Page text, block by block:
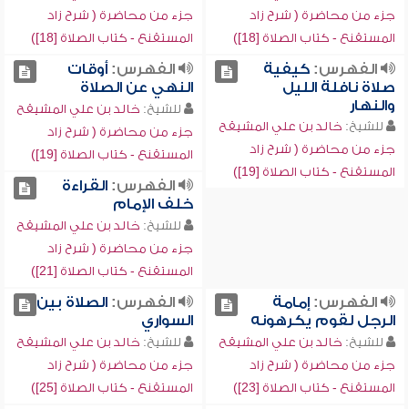
جزء من محاضرة ( شرح زاد
المستقنع - كتاب الصلاة [18])
جزء من محاضرة ( شرح زاد
المستقنع - كتاب الصلاة [18])
الفهرس:كيفية
صلاة نافلة الليل
والنهار
للشيخ: خالد بن علي المشيقح
جزء من محاضرة ( شرح زاد
المستقنع - كتاب الصلاة [19])
الفهرس:أوقات
النهي عن الصلاة
للشيخ: خالد بن علي المشيقح
جزء من محاضرة ( شرح زاد
المستقنع - كتاب الصلاة [19])
الفهرس:القراءة
خلف الإمام
للشيخ: خالد بن علي المشيقح
جزء من محاضرة ( شرح زاد
المستقنع - كتاب الصلاة [21])
الفهرس:إمامة
الرجل لقوم يكرهونه
للشيخ: خالد بن علي المشيقح
جزء من محاضرة ( شرح زاد
المستقنع - كتاب الصلاة [23])
الفهرس:الصلاة بين
السواري
للشيخ: خالد بن علي المشيقح
جزء من محاضرة ( شرح زاد
المستقنع - كتاب الصلاة [25])